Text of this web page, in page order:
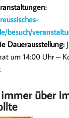
besuch/
Dauerausstellung:
um 14:00 Uhr –
über